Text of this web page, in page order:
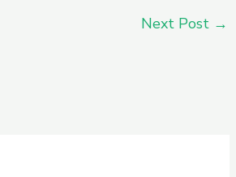
Next Post →